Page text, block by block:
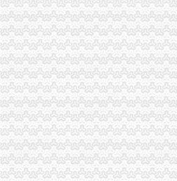
深圳海关网上服务大厅>办事指南>企业管
海关报关注册登记证书
报关注册登记证地址变更
【青关动态】海关报关企业注册登记提速
海关报关登记证书
南通海关提醒进出口企业及时变更报关注
报关企业如何办理海关注册登记手续